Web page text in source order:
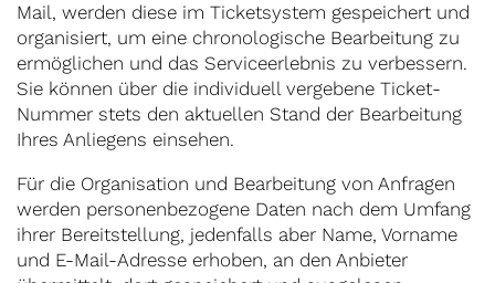
Mail, werden diese im Ticketsystem gespeichert und
organisiert, um eine chronologische Bearbeitung zu
ermöglichen und das Serviceerlebnis zu verbessern.
Sie können über die individuell vergebene Ticket-
Nummer stets den aktuellen Stand der Bearbeitung
Ihres Anliegens einsehen.
Für die Organisation und Bearbeitung von Anfragen
werden personenbezogene Daten nach dem Umfang
ihrer Bereitstellung, jedenfalls aber Name, Vorname
und E-Mail-Adresse erhoben, an den Anbieter